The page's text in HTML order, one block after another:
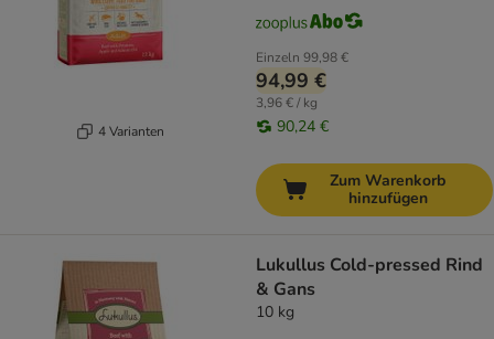
4 Varianten
Einzeln 99,98 €
94,99 €
3,96 € / kg
90,24 €
Zum Warenkorb
hinzufügen
Lukullus Cold-pressed Rind
& Gans
10 kg